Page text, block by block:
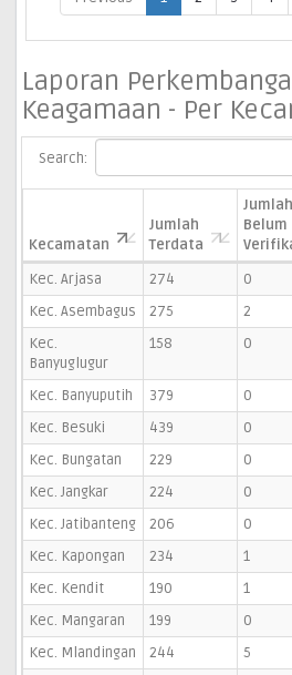
Laporan
Keagamaan - Per
Search:
Kecamatan
Jumlah
Terdata
Jumlah
Belum
Kec. Arjasa
274 0
Kec. Asembagus
275 2
Kec.
Banyuglugur
158 0
Kec. Banyuputih 379 0
Kec. Besuki
439 0
Kec. Bungatan
229 0
Kec. Jangkar
224 0
Kec. Jatibanteng
206 0
Kec. Kapongan
234 1
Kec. Kendit
190 1
Kec. Mangaran
199 0
Kec. Mlandingan
244 5